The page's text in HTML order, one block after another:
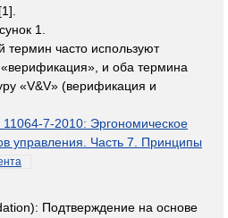
1.
часто используют
и оба термина
«V&V» (верификация и
7-2010: Эргономическое
управления. Часть 7. Принципы
Подтверждение на основе